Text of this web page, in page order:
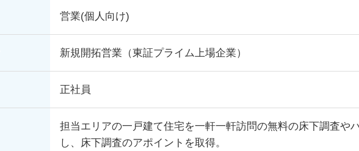
営業(個人向け)
新規開拓営業（東証プライム上場企業）
正社員
担当エリアの一戸建て住宅を一軒一軒訪問の無料の床下調査や
し、床下調査のアポイントを取得。